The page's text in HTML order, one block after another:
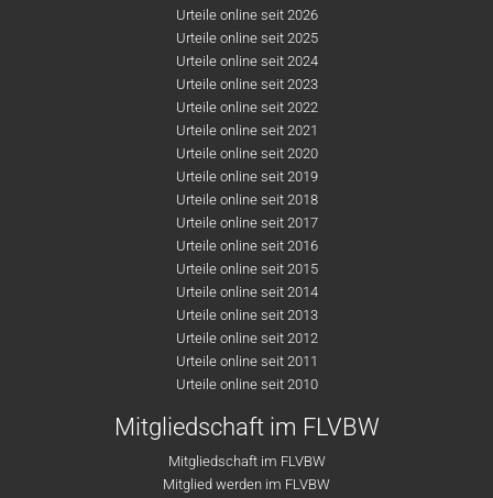
Urteile online seit 2026
Urteile online seit 2025
Urteile online seit 2024
Urteile online seit 2023
Urteile online seit 2022
Urteile online seit 2021
Urteile online seit 2020
Urteile online seit 2019
Urteile online seit 2018
Urteile online seit 2017
Urteile online seit 2016
Urteile online seit 2015
Urteile online seit 2014
Urteile online seit 2013
Urteile online seit 2012
Urteile online seit 2011
Urteile online seit 2010
Mitgliedschaft im FLVBW
Mitgliedschaft im FLVBW
Mitglied werden im FLVBW